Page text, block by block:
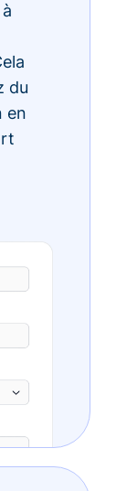
du
en